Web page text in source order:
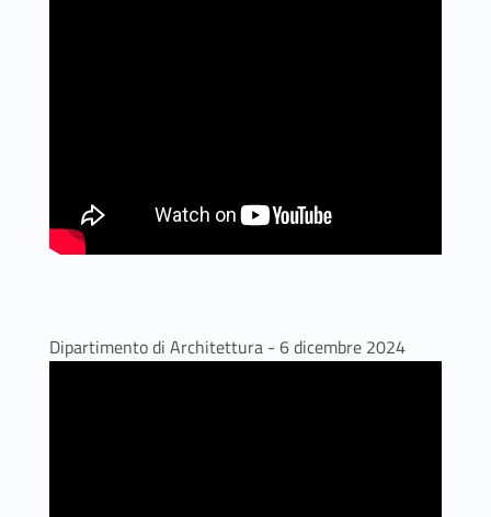
Dipartimento di Architettura - 6 dicembre 2024